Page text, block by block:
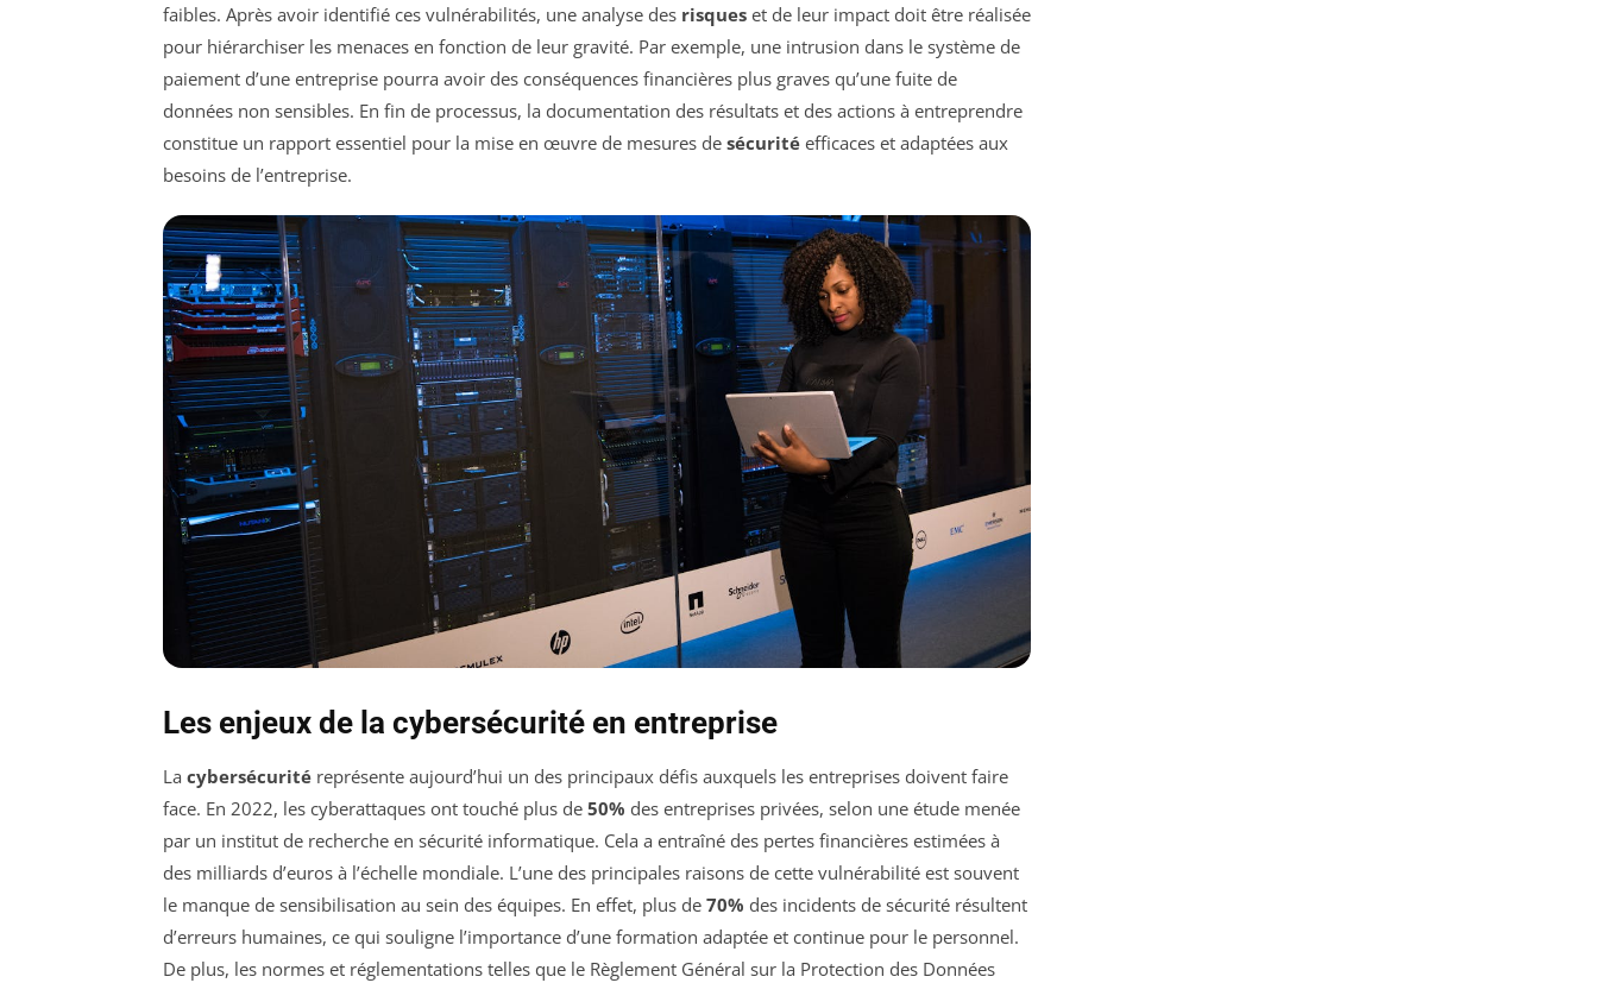
faibles. Après avoir identifié ces vulnérabilités, une analyse des risques et de leur impact doit être réalisée
pour hiérarchiser les menaces en fonction de leur gravité. Par exemple, une intrusion dans le système de
paiement d’une entreprise pourra avoir des conséquences financières plus graves qu’une fuite de
données non sensibles. En fin de processus, la documentation des résultats et des actions à entreprendre
constitue un rapport essentiel pour la mise en œuvre de mesures de sécurité efficaces et adaptées aux
besoins de l’entreprise.
Les enjeux de la cybersécurité en entreprise
La cybersécurité représente aujourd’hui un des principaux défis auxquels les entreprises doivent faire
face. En 2022, les cyberattaques ont touché plus de 50% des entreprises privées, selon une étude menée
par un institut de recherche en sécurité informatique. Cela a entraîné des pertes financières estimées à
des milliards d’euros à l’échelle mondiale. L’une des principales raisons de cette vulnérabilité est souvent
le manque de sensibilisation au sein des équipes. En effet, plus de 70% des incidents de sécurité résultent
d’erreurs humaines, ce qui souligne l’importance d’une formation adaptée et continue pour le personnel.
De plus, les normes et réglementations telles que le Règlement Général sur la Protection des Données